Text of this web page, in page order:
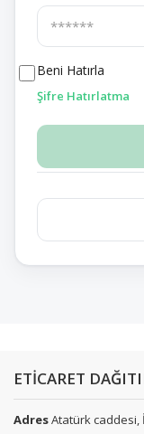
Beni Hatırla
Şifre Hatırlatma
ETİCARET
AdresAtatürk caddesi,